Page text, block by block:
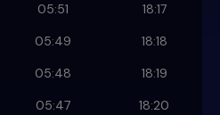
05:51
18:17
05:49
18:18
05:48
18:19
05:47
18:20